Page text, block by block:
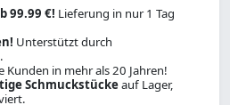
99.99 €! Lieferung in nur 1 Tag
Unterstützt durch
Kunden in mehr als 20 Jahren!
Schmuckstückeauf Lager,